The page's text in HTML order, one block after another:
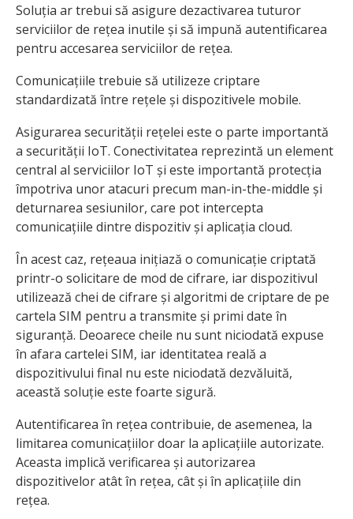
Soluția ar trebui să asigure dezactivarea tuturor
serviciilor de rețea inutile și să impună autentificarea
pentru accesarea serviciilor de rețea.
Comunicațiile trebuie să utilizeze criptare
standardizată între rețele și dispozitivele mobile.
Asigurarea securității rețelei este o parte importantă
a securității IoT. Conectivitatea reprezintă un element
central al serviciilor IoT și este importantă protecția
împotriva unor atacuri precum man-in-the-middle și
deturnarea sesiunilor, care pot intercepta
comunicațiile dintre dispozitiv și aplicația cloud.
În acest caz, rețeaua inițiază o comunicație criptată
printr-o solicitare de mod de cifrare, iar dispozitivul
utilizează chei de cifrare și algoritmi de criptare de pe
cartela SIM pentru a transmite și primi date în
siguranță. Deoarece cheile nu sunt niciodată expuse
în afara cartelei SIM, iar identitatea reală a
dispozitivului final nu este niciodată dezvăluită,
această soluție este foarte sigură.
Autentificarea în rețea contribuie, de asemenea, la
limitarea comunicațiilor doar la aplicațiile autorizate.
Aceasta implică verificarea și autorizarea
dispozitivelor atât în rețea, cât și în aplicațiile din
rețea.